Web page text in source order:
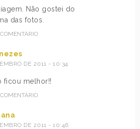
Não gostei do
das fotos.
DE 2011 - 10:34
ficou melhor!!
DE 2011 - 10:46